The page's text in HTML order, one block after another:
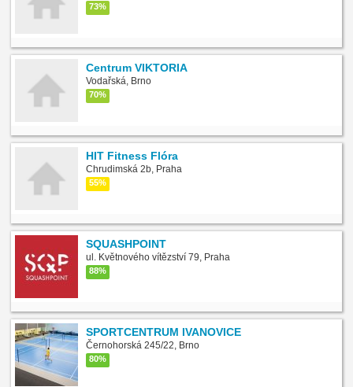
73%
Centrum VIKTORIA
Vodařská, Brno
70%
HIT Fitness Flóra
Chrudimská 2b, Praha
55%
SQUASHPOINT
ul. Květnového vítězství 79, Praha
88%
SPORTCENTRUM IVANOVICE
Černohorská 245/22, Brno
80%